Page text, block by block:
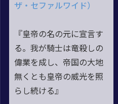
ザ・セファルワイド）
『皇帝の名の元に宣言す
る。我が騎士は竜殺しの
偉業を成し、帝国の大地
無くとも皇帝の威光を照
らし続ける』